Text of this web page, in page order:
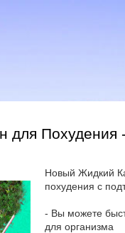
Похудения
Новый Жидкий
похудения с
- Вы можете
для организма